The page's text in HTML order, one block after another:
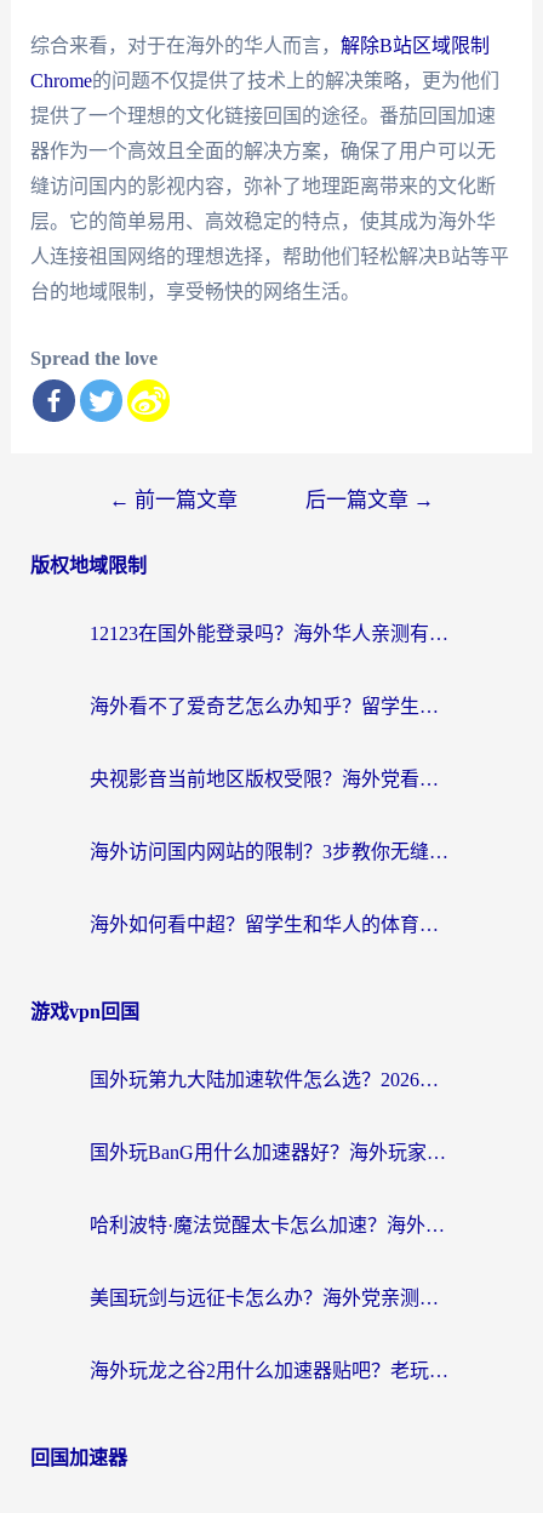
综合来看，对于在海外的华人而言， 解除B站区域限制
Chrome的问题不仅提供了技术上的解决策略，更为他们
提供了一个理想的文化链接回国的途径。番茄回国加速
器作为一个高效且全面的解决方案，确保了用户可以无
缝访问国内的影视内容，弥补了地理距离带来的文化断
层。它的简单易用、高效稳定的特点，使其成为海外华
人连接祖国网络的理想选择，帮助他们轻松解决B站等平
台的地域限制，享受畅快的网络生活。
Spread the love
导
← 前一篇文章 后一篇文章 →
版权地域限制
12123在国外能登录吗？海外华人亲测有效的回国加速器选择指南
海外看不了爱奇艺怎么办知乎？留学生亲测有效的回国加速方案
央视影音当前地区版权受限？海外党看国内剧、追电视台的终极解决方案
海外访问国内网站的限制？3步教你无缝解锁国内资源（附实测最优工具）
海外如何看中超？留学生和华人的体育赛事观看终极指南（附欧洲杯奥运会观看技巧）
游戏vpn回国
国外玩第九大陆加速软件怎么选？2026终极指南帮你告别延迟卡顿
国外玩BanG用什么加速器好？海外玩家亲测的国服游戏加速终极方案
哈利波特·魔法觉醒太卡怎么加速？海外党亲测有效的国服游戏加速指南
美国玩剑与远征卡怎么办？海外党亲测有效的国服游戏加速指南
海外玩龙之谷2用什么加速器贴吧？老玩家实测推荐，附新加坡猎魂觉醒国外剑与远征加速攻略
回国加速器